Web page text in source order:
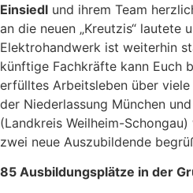
Einsiedl und ihrem Team
an die neuen „Kreutzis“ lautete
Elektrohandwerk ist weiterhin
künftige Fachkräfte kann Euch
erfülltes Arbeitsleben über viele
der Niederlassung München
(Landkreis Weilheim-
zwei neue Auszubildende
85 Ausbildungsplätze in der